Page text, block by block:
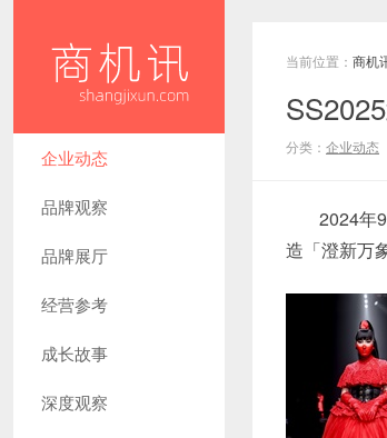
企业动态
品牌观察
品牌展厅
经营参考
成长故事
深度观察
当前位置： 商机
分类： 企业动态
2024年
造「澄新万